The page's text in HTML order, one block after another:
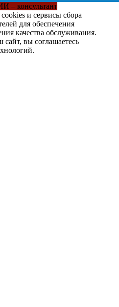
– консультант
и сервисы сбора
для обеспечения
качества обслуживания.
вы соглашаетесь